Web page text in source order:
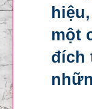
một
đích